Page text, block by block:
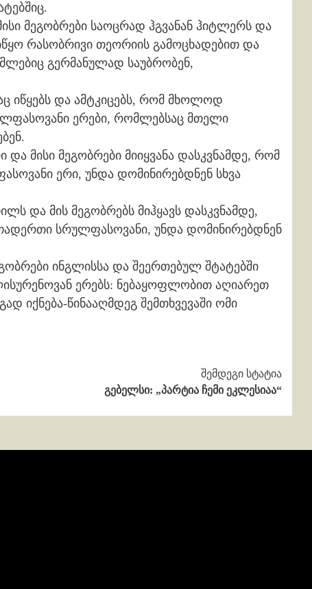
მეგობრები საოცრად ჰგვანან ჰიტლერს და
რასობრივი თეორიის გამოცხადებით და
გერმანულად საუბრობენ,
იწყებს და ამტკიცებს, რომ მხოლოდ
ერები, რომლებსაც მთელი
მისი მეგობრები მიიყვანა დასკვნამდე, რომ
ერი, უნდა დომინირებდნენ სხვა
და მის მეგობრებს მიჰყავს დასკვნამდე,
სრულფასოვანი, უნდა დომინირებდნენ
ინგლისსა და შეერთებულ შტატებში
ერებს: ნებაყოფლობით აღიარეთ
იქნება-წინააღმდეგ შემთხვევაში ომი
შემდეგი სტატია
გებელსი: „პარტია ჩემი ეკლესიაა“